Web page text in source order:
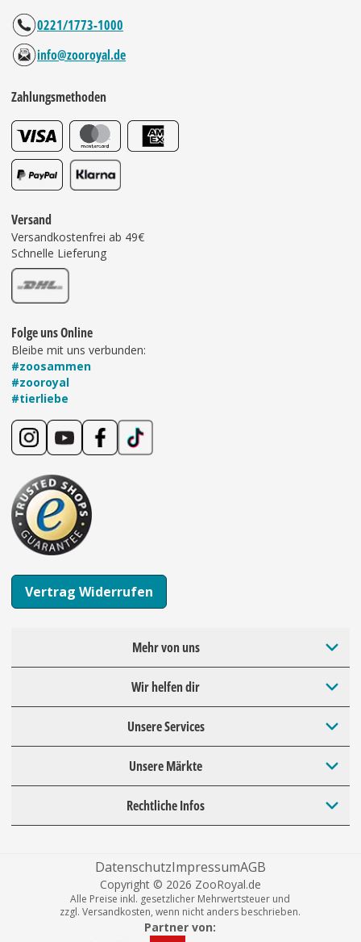
0221/1773-1000
info@zooroyal.de
Zahlungsmethoden
Versand
Versandkostenfrei ab 49€
Schnelle Lieferung
Folge uns Online
Bleibe mit uns verbunden:
#zoosammen
#zooroyal
#tierliebe
Vertrag Widerrufen
Mehr von uns
Wir helfen dir
Unsere Services
Unsere Märkte
Rechtliche Infos
DatenschutzImpressumAGB
Copyright © 2026 ZooRoyal.de
Alle Preise inkl. gesetzlicher Mehrwertsteuer und
zzgl. Versandkosten, wenn nicht anders beschrieben.
Partner von: